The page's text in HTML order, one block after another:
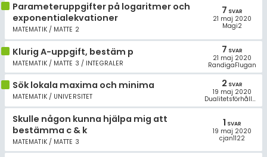
Parameteruppgifter på logaritmer och
exponentialekvationer
MATEMATIK / MATTE 2
7 SVAR
21 maj 2020
Magi2
Klurig A-uppgift, bestäm p
MATEMATIK / MATTE 3 / INTEGRALER
7 SVAR
21 maj 2020
RandigaFlugan
Sök lokala maxima och minima
MATEMATIK / UNIVERSITET
2 SVAR
19 maj 2020
Dualitetsförhållandet
Skulle någon kunna hjälpa mig att
bestämma c & k
MATEMATIK / MATTE 3
1 SVAR
19 maj 2020
cjan1122